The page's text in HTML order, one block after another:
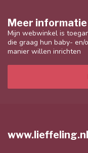
Meer informatie
Mijn webwinkel is
die graag hun baby-
manier willen inrichten
www.lieffeling.nl